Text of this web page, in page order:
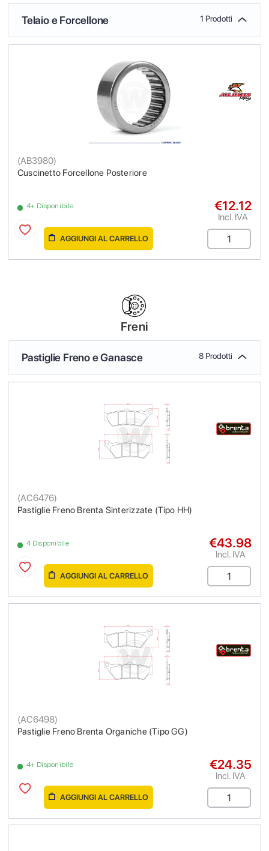
Telaio e Forcellone 1 Prodotti
Cuscinetto Forcellone Posteriore
(AB3980)
4+ Disponibile €12.12
Incl. IVA
AGGIUNGI AL CARRELLO
Freni
Pastiglie Freno e Ganasce 8 Prodotti
Pastiglie Freno Brenta Sinterizzate (Tipo HH)
(AC6476)
4 Disponibile €43.98
Incl. IVA
AGGIUNGI AL CARRELLO
Pastiglie Freno Brenta Organiche (Tipo GG)
(AC6498)
4+ Disponibile €24.35
Incl. IVA
AGGIUNGI AL CARRELLO